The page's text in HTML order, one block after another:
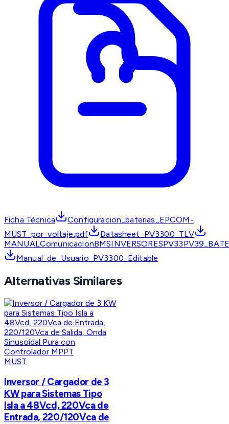
Ficha Técnica
Configuracion_baterias_EPCOM-
MUST_por_voltaje.pdf
Datasheet_PV3300_TLV
Manual_de_Usuario_PV3300_Editable
Alternativas Similares
MUST
Inversor / Cargador de 3
KW para Sistemas Tipo
Isla a 48Vcd, 220Vca de
Entrada, 220/120Vca de